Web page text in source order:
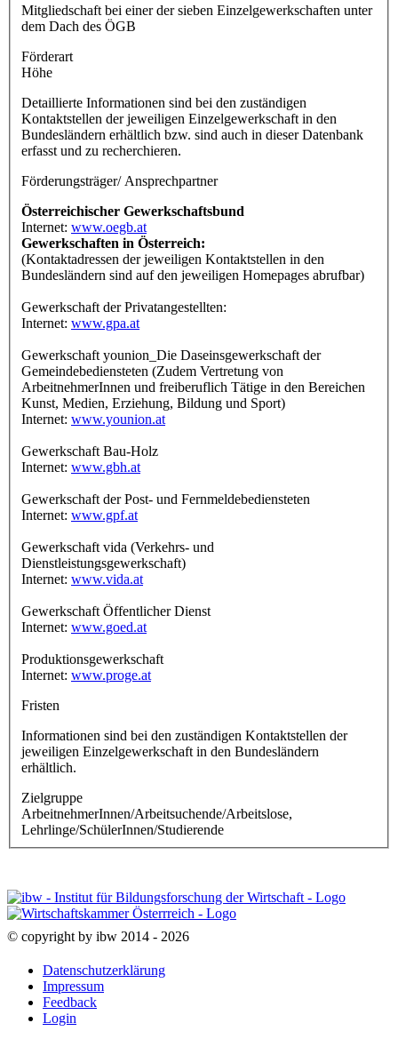
Mitgliedschaft bei einer der sieben Einzelgewerkschaften unter
dem Dach des ÖGB
Förderart
Höhe
Detaillierte Informationen sind bei den zuständigen
Kontaktstellen der jeweiligen Einzelgewerkschaft in den
Bundesländern erhältlich bzw. sind auch in dieser Datenbank
erfasst und zu recherchieren.
Förderungsträger/ Ansprechpartner
Österreichischer Gewerkschaftsbund
Internet: www.oegb.at
Gewerkschaften in Österreich:
(Kontaktadressen der jeweiligen Kontaktstellen in den
Bundesländern sind auf den jeweiligen Homepages abrufbar)
Gewerkschaft der Privatangestellten:
Internet: www.gpa.at
Gewerkschaft younion_Die Daseinsgewerkschaft der
Gemeindebediensteten (Zudem Vertretung von
ArbeitnehmerInnen und freiberuflich Tätige in den Bereichen
Kunst, Medien, Erziehung, Bildung und Sport)
Internet: www.younion.at
Gewerkschaft Bau-Holz
Internet: www.gbh.at
Gewerkschaft der Post- und Fernmeldebediensteten
Internet: www.gpf.at
Gewerkschaft vida (Verkehrs- und
Dienstleistungsgewerkschaft)
Internet: www.vida.at
Gewerkschaft Öffentlicher Dienst
Internet: www.goed.at
Produktionsgewerkschaft
Internet: www.proge.at
Fristen
Informationen sind bei den zuständigen Kontaktstellen der
jeweiligen Einzelgewerkschaft in den Bundesländern
erhältlich.
Zielgruppe
ArbeitnehmerInnen/Arbeitsuchende/Arbeitslose,
Lehrlinge/SchülerInnen/Studierende
© copyright by ibw 2014 - 2026
Datenschutzerklärung
Impressum
Feedback
Login